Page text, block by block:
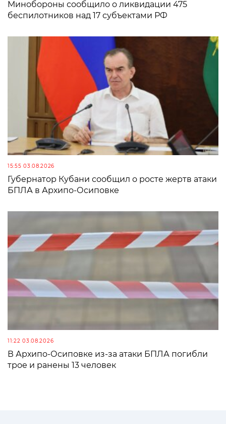
Минобороны сообщило о ликвидации 475
беспилотников над 17 субъектами РФ
15:55 03.08.2026
Губернатор Кубани сообщил о росте жертв атаки
БПЛА в Архипо-Осиповке
11:22 03.08.2026
В Архипо-Осиповке из-за атаки БПЛА погибли
трое и ранены 13 человек